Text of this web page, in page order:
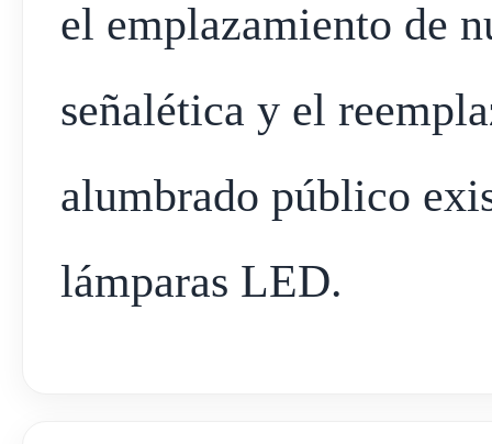
el emplazamiento de
señalética y el
alumbrado público
lámparas LED.